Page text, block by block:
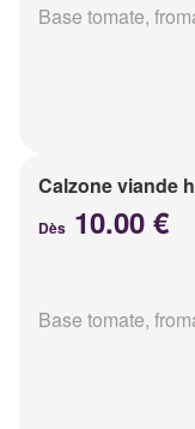
Base tomate,
Calzone viande
Dès 10.00 €
Base tomate,